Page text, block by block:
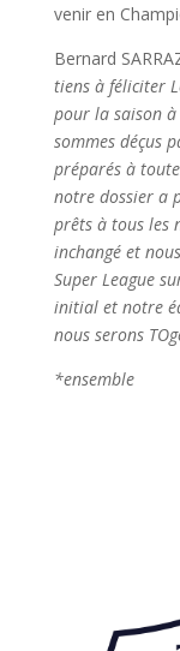
venir en
Bernard
tiens à féliciter
pour la saison à
sommes déçus
préparés à
notre dossier a
prêts à tous les
inchangé et
Super League
initial et notre
nous serons
*ensemble